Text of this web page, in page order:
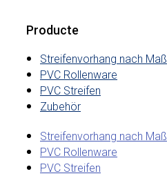
Producte
Streifenvorhang nach Maß
PVC Rollenware
PVC Streifen
Zubehör
Streifenvorhang nach Maß
PVC Rollenware
PVC Streifen